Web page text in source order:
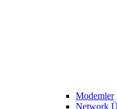
Modemler
Network